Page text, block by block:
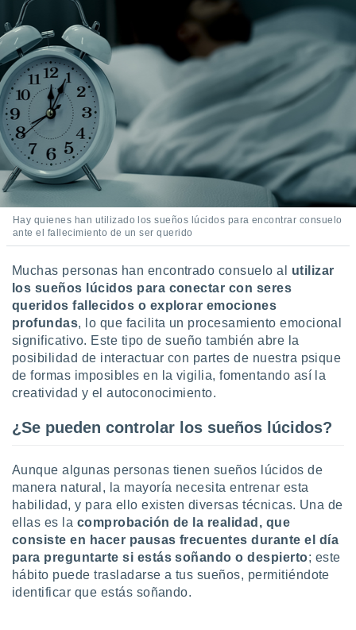
utilizar
crear un
uso de
la
contenido
medir el
de la
el
del
de
de
de
de
uso de
con el
mediante
publicidad
1199
Hay quienes han utilizado los sueños lúcidos para encontrar consuelo
ante el fallecimiento de un ser querido
Muchas personas han encontrado consuelo al utilizar
los sueños lúcidos para conectar con seres
queridos fallecidos o explorar emociones
profundas, lo que facilita un procesamiento emocional
significativo. Este tipo de sueño también abre la
posibilidad de interactuar con partes de nuestra psique
de formas imposibles en la vigilia, fomentando así la
creatividad y el autoconocimiento.
¿Se pueden controlar los sueños lúcidos?
Aunque algunas personas tienen sueños lúcidos de
manera natural, la mayoría necesita entrenar esta
habilidad, y para ello existen diversas técnicas. Una de
ellas es la comprobación de la realidad, que
consiste en hacer pausas frecuentes durante el día
para preguntarte si estás soñando o despierto; este
hábito puede trasladarse a tus sueños, permitiéndote
identificar que estás soñando.